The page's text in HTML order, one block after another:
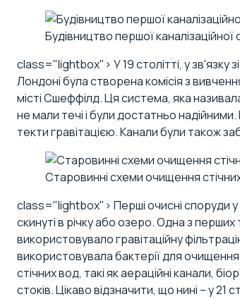
Будівництво першої каналізаційної
class="lightbox"> У 19 столітті, у зв'язку
Лондоні була створена комісія з
місті Сшеффілд. Ця система, яка
не мали течі і були достатньо
текти гравітацією. Канали були також
Старовинні схеми очищення
class="lightbox"> Перші очисні споруди у
скинуті в річку або озеро. Одна з
використовувало гравітаційну
використовувала бактерії для очищення
стічних вод, такі як аераційні канали,
стоків. Цікаво відзначити, що нині – у 21